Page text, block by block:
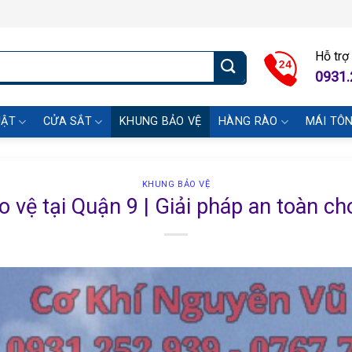
Hỗ
CỬA SẮT KHUNG BẢO VỆ HÀNG RÀO MÁI
KHUNG BẢO VỆ
vệ tại Quận 9 | Giải pháp an toàn